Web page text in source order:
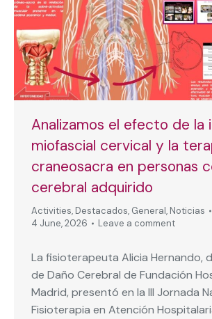
Analizamos el efecto de la
miofascial cervical y la
craneosacra en personas
cerebral adquirido
Activities, Destacados, General, Noticias
4 June, 2026
Leave a comment
La fisioterapeuta Alicia Hernando,
de Daño Cerebral de Fundación
Madrid, presentó en la III Jornada
Fisioterapia en Atención